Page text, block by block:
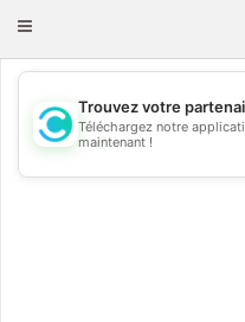
Toggle
💖
Trouvez votre
Téléchargez notre
maintenant !